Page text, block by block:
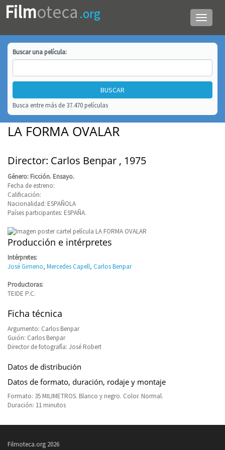
Menú
de
Filmoteca .org
Buscar unapelícula:
Busca entre más de 37.470 películas
LA FORMA OVALAR
Director: Carlos Benpar , 1975
Género: Ficción. Ensayo.
Fecha de estreno:
Calificación:
Nacionalidad: ESPAÑOLA
Países participantes: ESPAÑA.
Producción e intérpretes
Intérpretes:
José Gimeno, Mercedes Capell, Carlos Benpar
Productoras:
TEIDE P.C.
Ficha técnica
Argumento: Carlos Benpar
Guión: Carlos Benpar
Director de fotografía: José Robert
Datos de distribución
Datos de formato, duración, rodaje y montaje
Formato: 35 MILIMETROS. Blanco y negro. Color. Normal.
Duración: 11 minutos
Filmoteca.org 2026